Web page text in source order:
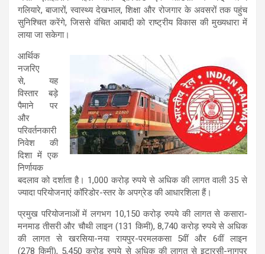
गलियारे, बाजारों, स्वास्थ्य देखभाल, शिक्षा और रोजगार के अवसरों तक पहुंच
सुनिश्चित करेंगे, जिससे वंचित आबादी को राष्ट्रीय विकास की मुख्यधारा में
लाया जा सकेगा।
आर्थिक
नजरिए
से, यह
विस्तार बड़े
पैमाने पर
और
परिवर्तनकारी
निवेश की
दिशा में एक
निर्णायक
बदलाव को दर्शाता है। 1,000 करोड़ रुपये से अधिक की लागत वाली 35 से
ज्यादा परियोजनाएं कॉरिडोर-स्तर के अपग्रेड की आधारशिला हैं।
प्रमुख परियोजनाओं में लगभग 10,150 करोड़ रुपये की लागत से कसारा-
मनमाड तीसरी और चौथी लाइन (131 किमी), 8,740 करोड़ रुपये से अधिक
की लागत से खरसिया-नया रायपुर-परमलकसा 5वीं और 6वीं लाइन
(278 किमी), 5,450 करोड़ रुपये से अधिक की लागत से इटारसी-नागपुर